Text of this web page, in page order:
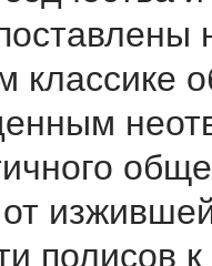
классике
полисов